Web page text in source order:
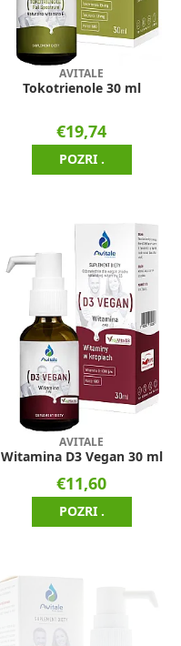
AVITALE
Tokotrienole 30 ml
€19,74
POZRI .
AVITALE
Witamina D3 Vegan 30 ml
€11,60
POZRI .